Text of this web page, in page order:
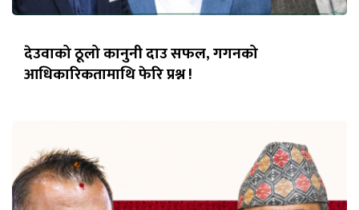
देउवाको ठूलो कानुनी दाउ सफल, गगनको
आधिकारिकतामाथि फेरि प्रश्न !